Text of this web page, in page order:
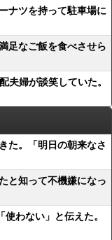
ナツを持って駐車場に
足なご飯を食べさせら
夫婦が談笑していた。
た。「明日の朝来なさ
と知って不機嫌になっ
わない」と伝えた。